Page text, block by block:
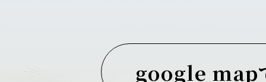
google map